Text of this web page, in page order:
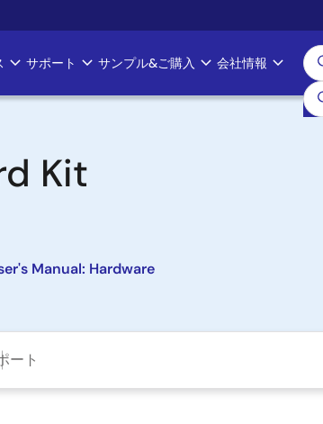
サポート サンプル&ご購入 会社情報
Kit
Manual: Hardware
ート